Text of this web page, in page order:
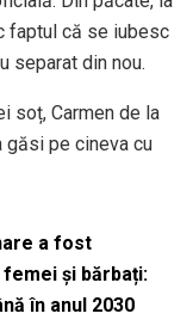
faptul că se iubesc
separat din nou.
soț, Carmen de la
găsi pe cineva cu
a fost
și bărbați:
în anul 2030